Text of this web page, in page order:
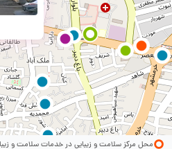
محل مرکز سلامت و زیبایی در خدمات سلامت و